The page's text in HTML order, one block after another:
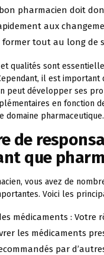
pharmacien doit
aux
tout au long de
qualités sont
il est important
peut développer ses
en fonction
domaine pharmaceutique.
de
que
vous avez de
Voici les
médicaments : Votre
les médicaments
par